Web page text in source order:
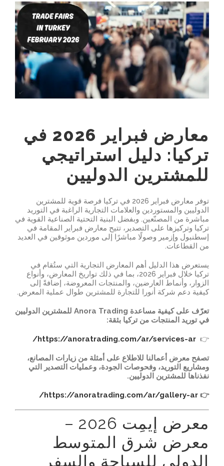
اتصل بنا
العربية
English
Français
Русский
View
Larger
Image
معارض فبراير 2026 في
تركيا: دليل استراتيجي
للمشترين الدوليين
توفر معارض فبراير 2026 في تركيا فرصة قوية للمشترين
الدوليين والمستوردين والعلامات التجارية الراغبة في التوريد
مباشرة من المصنّعين. وبفضل البنية التحتية الصناعية القوية في
تركيا وتركيزها على التصدير، تتيح معارض فبراير المقامة في
إسطنبول وإزمير وصولًا مباشرًا إلى موردين موثوقين في العديد
من القطاعات.
يستعرض هذا الدليل أهم المعارض التجارية التي ستُقام في
تركيا خلال فبراير 2026، بما في ذلك تواريخ المعارض، وأنواع
الزوار، وأنماط العارضين، والمنتجات المعروضة، إضافةً إلى
كيفية دعم شركة أنورا للتجارة للمشترين طوال عملية المعرض.
تعرّف على كيفية مساعدة
Anora Trading للمشترين الدوليين
في توريد المنتجات من تركيا بثقة:
👉
https://anoratrading.com/ar/services-ar/
تصفح معرض أعمالنا للاطلاع على أمثلة من زيارات المصانع،
ومشاريع التوريد، وفحوصات الجودة، وعمليات التصدير التي
نفذناها للمشترين الدوليين.
👉
https://anoratrading.com/ar/gallery-ar/
معرض إيمِت 2026 –
معرض شرق المتوسط
الدولي للسياحة والسفر